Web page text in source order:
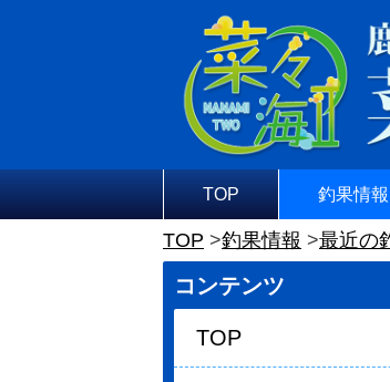
TOP 釣果情報
TOP 釣果情報 最近の
コンテンツ
TOP